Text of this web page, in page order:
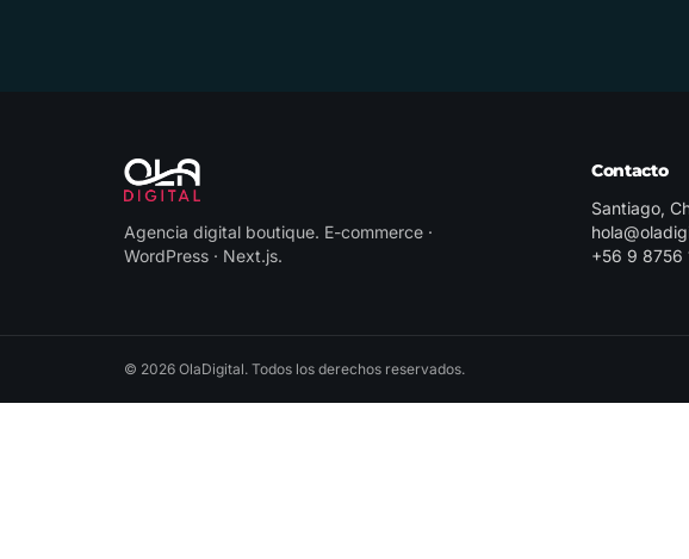
Agencia digital boutique. E-commerce ·
WordPress · Next.js.
Contacto
Santiago,
+56 9 8756
© 2026 OlaDigital. Todos los derechos reservados.